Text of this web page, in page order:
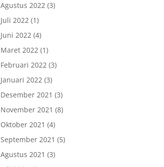
Agustus 2022 (3)
Juli 2022 (1)
Juni 2022 (4)
Maret 2022 (1)
Februari 2022 (3)
Januari 2022 (3)
Desember 2021 (3)
November 2021 (8)
Oktober 2021 (4)
September 2021 (5)
Agustus 2021 (3)